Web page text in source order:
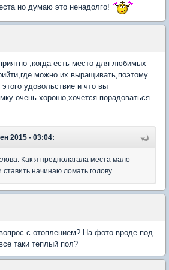
но думаю это ненадолго!
,когда есть место для любимых
можно их выращивать,поэтому
удовольствие и что вы
очень хорошо,хочется порадоваться
2015 - 03:04:
Как я предполагала места мало
ставить начинаю ломать голову.
с отоплением? На фото вроде под
таки теплый пол?